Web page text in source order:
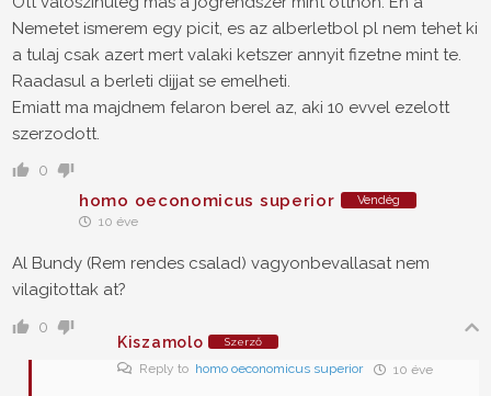
Nemetet ismerem egy picit, es az alberletbol pl nem tehet ki
a tulaj csak azert mert valaki ketszer annyit fizetne mint te.
Raadasul a berleti dijjat se emelheti.
Emiatt ma majdnem felaron berel az, aki 10 evvel ezelott
szerzodott.
0
homo oeconomicus superior Vendég
10 éve
Al Bundy (Rem rendes csalad) vagyonbevallasat nem
vilagitottak at?
0
Kiszamolo
Szerző
Reply to homo oeconomicus superior 10 éve